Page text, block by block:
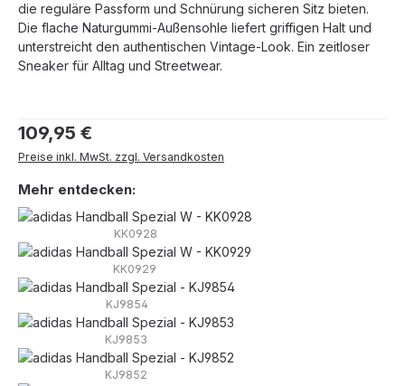
die reguläre Passform und Schnürung sicheren Sitz bieten.
Die flache Naturgummi-Außensohle liefert griffigen Halt und
unterstreicht den authentischen Vintage-Look. Ein zeitloser
Sneaker für Alltag und Streetwear.
Regulärer Preis:
109,95 €
Preise inkl. MwSt. zzgl. Versandkosten
Mehr entdecken:
KK0928
KK0929
KJ9854
KJ9853
KJ9852